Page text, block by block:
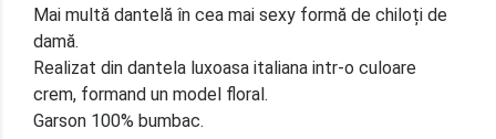
Mai multă dantelă în cea mai sexy formă de chiloți de
damă.
Realizat din dantela luxoasa italiana intr-o culoare
crem, formand un model floral.
Garson 100% bumbac.